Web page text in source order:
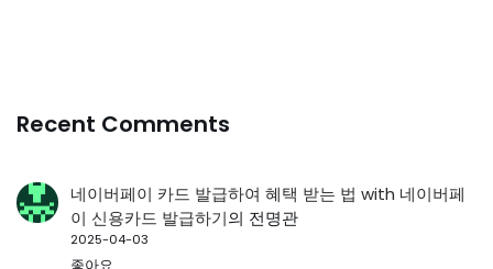
Recent Comments
네이버페이 카드 발급하여 혜택 받는 법 with 네이버페
이 신용카드 발급하기의 전명관
2025-04-03